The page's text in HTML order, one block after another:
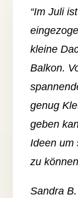
“Im Juli
kleine
Balkon.
genug
geben
Ideen um
zu
Sandra